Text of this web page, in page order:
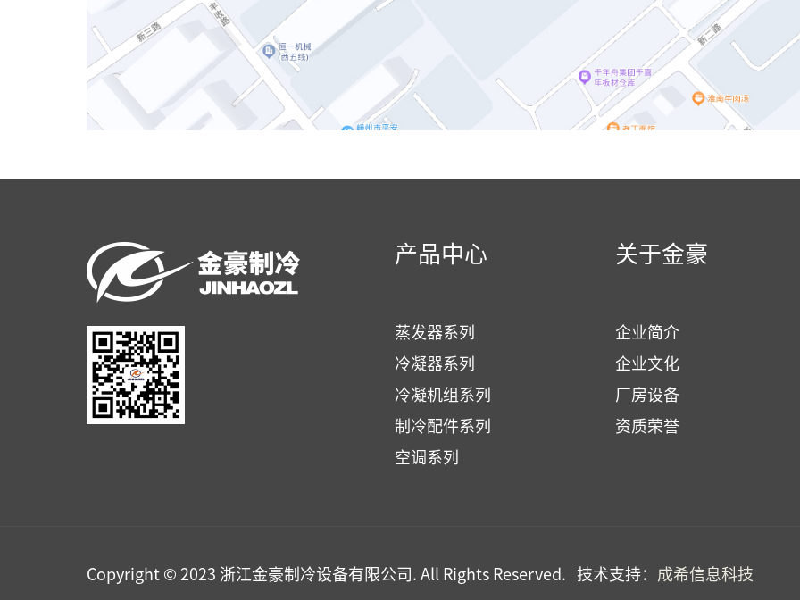
产品中心
蒸发器系列
冷凝器系列
冷凝机组系列
制冷配件系列
空调系列
关于金豪
企业简介
企业文化
厂房设备
资质荣誉
Copyright © 2023 浙江金豪制冷设备有限公司. All Rights Reserved. 技术支持： 成希信息科技